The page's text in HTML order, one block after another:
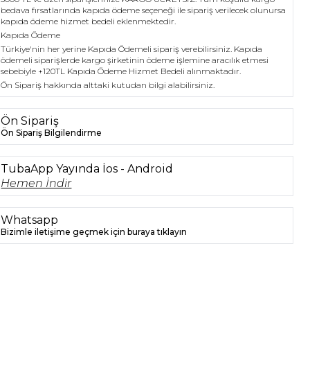
bir arada sunar. Kayık yaka detayı, boyun
zarif bir şekilde açarak, şıklığı artırır.
BUTİK’in Kayık Yaka Drape Detaylı Midi Elbisesi,
kadınların gardırobunda mutlaka bulunması
bir parça olarak öne çıkmaktadır.
bedava fırsatlarında kapıda ödeme seçeneği ile sipariş verilecek olunursa
kapıda ödeme hizmet bedeli eklenmektedir.
Kapıda Ödeme
Türkiye'nin her yerine Kapıda Ödemeli sipariş verebilirsiniz. Kapıda
ödemeli siparişlerde kargo şirketinin ödeme işlemine aracılık etmesi
sebebiyle +120TL Kapıda Ödeme Hizmet Bedeli alınmaktadır.
Ön Sipariş hakkında alttaki kutudan bilgi alabilirsiniz.
Ön Sipariş
Ön Sipariş Bilgilendirme
TubaApp Yayında İos - Android
Hemen İndir
Whatsapp
Bizimle iletişime geçmek için buraya tıklayın